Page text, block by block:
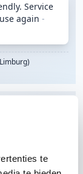
te
Service
again -